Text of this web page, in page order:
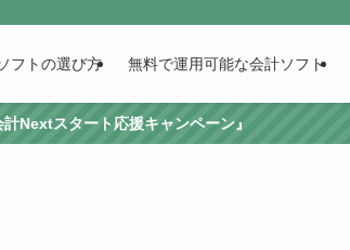
フトの選び方 無料で運用可能な会計ソフト
Nextスタート応援キャンペーン』